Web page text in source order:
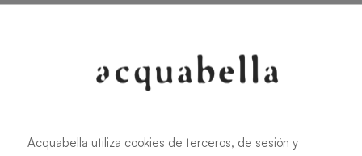
180 X 70 cm
220 X 70 cm
180 X 75 cm
Acquabella utiliza cookies de terceros, de sesión y